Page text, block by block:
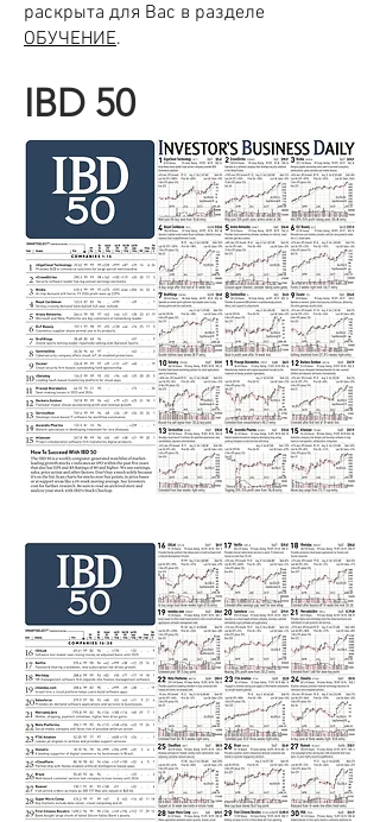
раскрыта для Вас в разделе
ОБУЧЕНИЕ.
IBD 50